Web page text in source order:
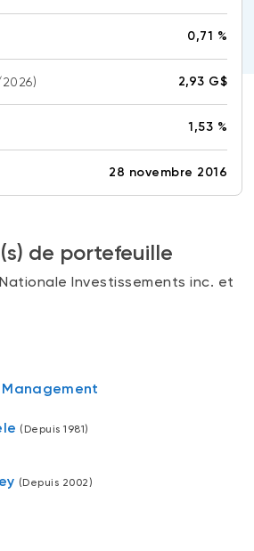
BNI
thématique BNI (NTHM)
BNI
alternatifs
continue
de placement
0,71 %
2,93 G$
1,53 %
28 novembre 2016
de portefeuille
Investissements inc. et
Management
(Depuis 1981)
(Depuis 2002)